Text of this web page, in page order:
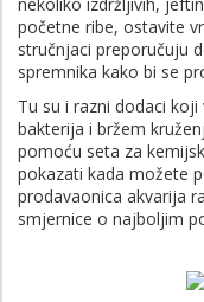
nekoliko izdržljivih,
početne ribe, ostavite
stručnjaci preporučuju
spremnika kako bi se
Tu su i razni dodaci
bakterija i bržem
pomoću seta za
pokazati kada možete
prodavaonica akvarija
smjernice o najboljim